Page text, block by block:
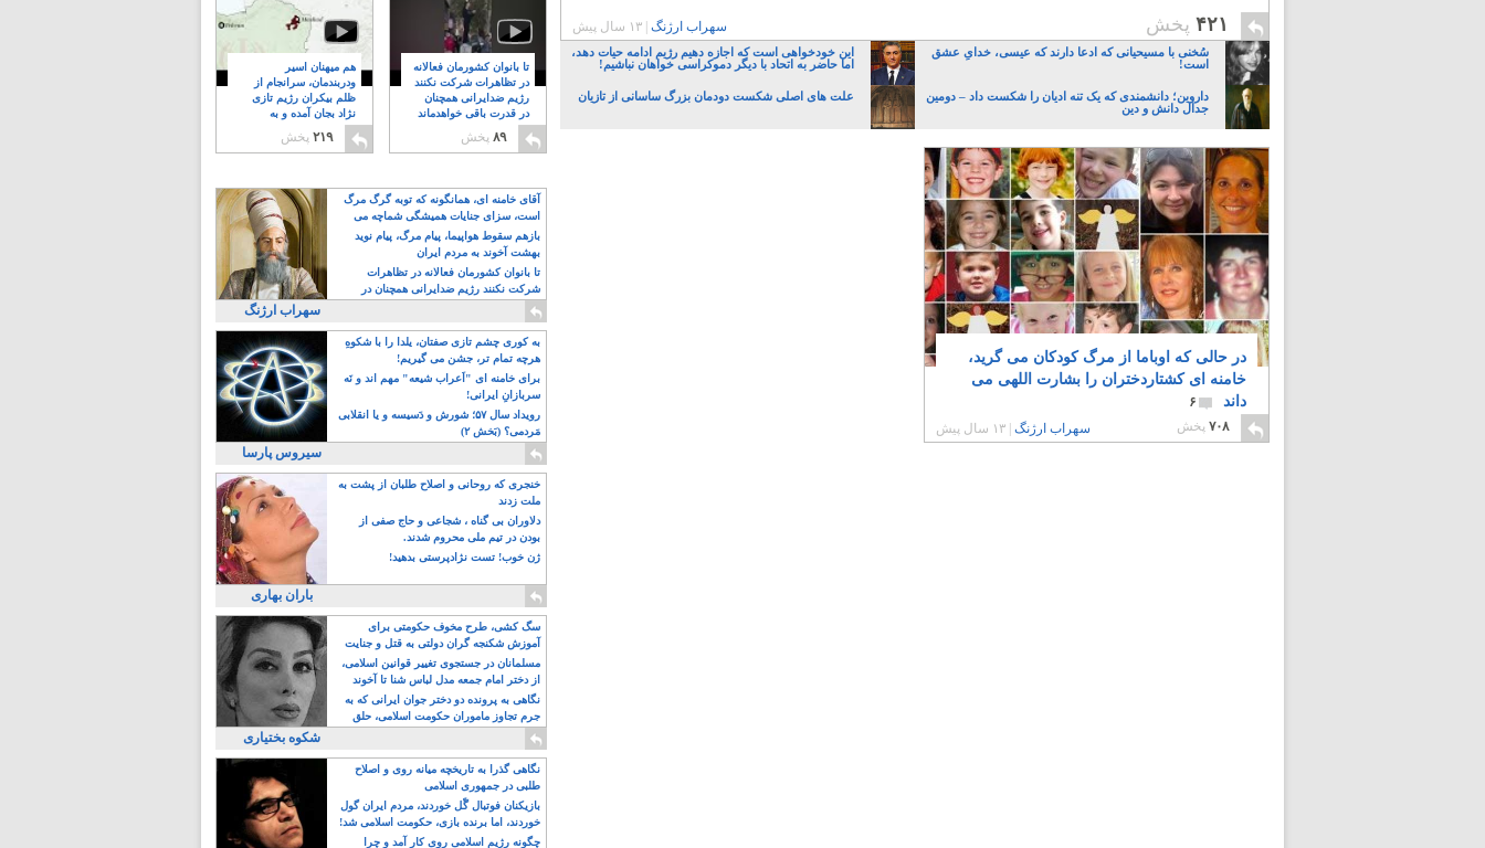
۴۲۱ پخش سهراب ارژنگ ۱۳ سال پیش
سُخنی با مسیحیانی که ادعا دارند که عیسی، خدایِ عشق
است!
این خودخواهی است که اجازه دهیم رژیم ادامه حیات دهد،
اما حاضر به اتحاد با دیگر دموکراسی خواهان نباشیم!
داروین؛ دانشمندی که یک تنه ادیان را شکست داد – دومین
جدال دانش و دین
علت های اصلی شکست دودمان بزرگ ساسانی از تازیان
در حالی که اوباما از مرگ کودکان می گرید،
خامنه ای کشتاردختران را بشارت اللهی می
داند
۶
۷۰۸ پخش سهراب ارژنگ |۱۳ سال پیش
هم میهنان اسیر
ودربندمان، سرانجام از
ظلم بیکران رژیم تازی
نژاد بجان آمده و به
۲۱۹ پخش
تا بانوان کشورمان فعالانه
در تظاهرات شرکت نکنند
رژیم ضدایرانی همچنان
در قدرت باقی خواهدماند
۸
۸۹ پخش
آقای خامنه ای، همانگونه که توبه گرگ مرگ
است، سزای جنایات همیشگی شماچه می
تواند باشد؟!
بازهم سقوط هواپیما، پیام مرگ، پیام نوید
بهشت آخوند به مردم ایران
تا بانوان کشورمان فعالانه در تظاهرات
شرکت نکنند رژیم ضدایرانی همچنان در
قدرت باقی خواهدماند
سهراب ارژنگ
به کوری چشم تازی صفتان، یلدا را با شکوهِ
هرچه تمام تر، جشن می گیریم!
برای خامنه ای "اَعراب شیعه" مهم اند و نَه
سربازانِ ایرانی!
رویداد سال ۵۷؛ شورش و دَسیسه و یا انقلابی
مَردمی؟ (بَخش ۲)
سیروس پارسا
خنجری که روحانی و اصلاح طلبان از پشت به
ملت زدند
دلاوران بی گناه ، شجاعی و حاج صفی از
بودن در تیم ملی محروم شدند.
ژن خوب! تست نژادپرستی بدهید!
باران بهاری
سگ کشی، طرح مخوف حکومتی برای
آموزش شکنجه گران دولتی به قتل و جنایت
بیشتر
مسلمانان در جستجوی تغییر قوانین اسلامی،
از دختر امام جمعه مدل لباس شنا تا آخوند
مسلمان همجنسگرا!
نگاهی به پرونده دو دختر جوان ایرانی که به
جرم تجاوز ماموران حکومت اسلامی، حلق
آویز شدند!
شکوه بختیاری
نگاهی گذرا به تاریخچه میانه روی و اصلاح
طلبی در جمهوری اسلامی
بازیکنان فوتبال گًل خوردند، مردم ایران گول
خوردند، اما برنده بازی، حکومت اسلامی شد!
چگونه رژیم اسلامی روی کار آمد و چرا